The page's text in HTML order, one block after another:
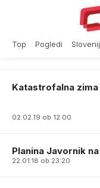
Top Pogledi
Katastrofalna
02.02.19 ob 12:00
Planina Javornik
22.01.18 ob 23:20